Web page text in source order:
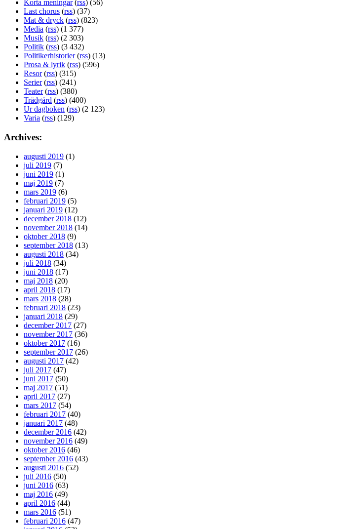
Korta meningar(rss) (56)
Last chorus (rss) (37)
Mat & dryck (rss) (823)
Media (rss) (1 377)
Musik (rss) (2 303)
Politik (rss) (3 432)
Politikerhistorier(rss) (13)
Prosa & lyrik (rss) (596)
Resor(rss) (315)
Serier(rss) (241)
Teater(rss) (380)
Trädgård (rss) (400)
Ur dagboken (rss) (2 123)
Varia (rss) (129)
Archives:
augusti 2019 (1)
juli 2019 (7)
juni 2019 (1)
maj 2019 (7)
mars 2019 (6)
februari 2019 (5)
januari 2019 (12)
december 2018 (12)
november 2018 (14)
oktober 2018 (9)
september 2018 (13)
augusti 2018 (34)
juli 2018 (34)
juni 2018 (17)
maj 2018 (20)
april 2018 (17)
mars 2018 (28)
februari 2018 (23)
januari 2018 (29)
december 2017 (27)
november 2017 (36)
oktober 2017 (16)
september 2017 (26)
augusti 2017 (42)
juli 2017 (47)
juni 2017 (50)
maj 2017 (51)
april 2017 (27)
mars 2017 (54)
februari 2017 (40)
januari 2017 (48)
december 2016 (42)
november 2016 (49)
oktober 2016 (46)
september 2016 (43)
augusti 2016 (52)
juli 2016 (50)
juni 2016 (63)
maj 2016 (49)
april 2016 (44)
mars 2016 (51)
februari 2016 (47)